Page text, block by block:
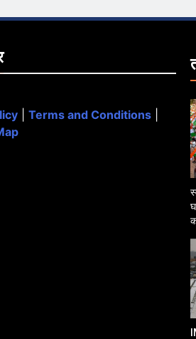
Terms and Conditions